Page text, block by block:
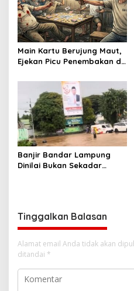
Main Kartu Berujung Maut,
Ejekan Picu Penembakan di
Banjir Bandar Lampung
Dinilai Bukan Sekadar
Tinggalkan Balasan
Alamat email Anda tidak akan
ditandai *